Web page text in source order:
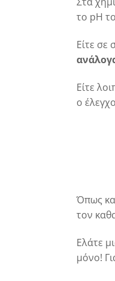
το pH
Είτε σε
Είτε
ο
Όπως
τον
Ελάτε
μόνο!